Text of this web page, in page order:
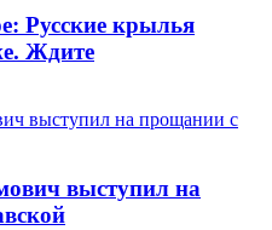
Русские крылья
Ждите
выступил на